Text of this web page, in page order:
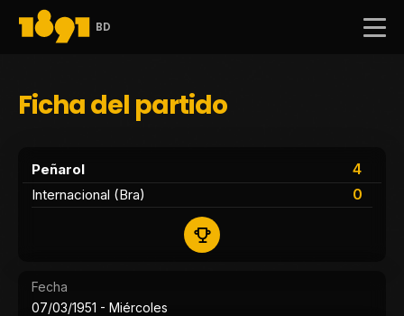
BD
Ficha del partido
Peñarol
4
0
Internacional (Bra)
Fecha
07/03/1951 - Miércoles